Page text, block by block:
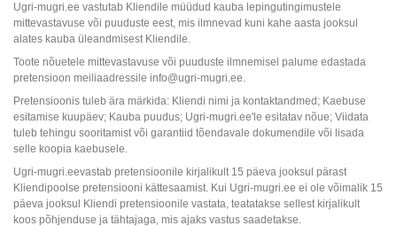
Ugri-mugri.ee vastutab Kliendile müüdud kauba lepingutingimustele
mittevastavuse või puuduste eest, mis ilmnevad kuni kahe aasta jooksul
alates kauba üleandmisest Kliendile.
Toote nõuetele mittevastavuse või puuduste ilmnemisel palume edastada
pretensioon meiliaadressile info@ugri-mugri.ee.
Pretensioonis tuleb ära märkida: Kliendi nimi ja kontaktandmed; Kaebuse
esitamise kuupäev; Kauba puudus; Ugri-mugri.ee'le esitatav nõue; Viidata
tuleb tehingu sooritamist või garantiid tõendavale dokumendile või lisada
selle koopia kaebusele.
Ugri-mugri.eevastab pretensioonile kirjalikult 15 päeva jooksul pärast
Kliendipoolse pretensiooni kättesaamist. Kui Ugri-mugri.ee ei ole võimalik 15
päeva jooksul Kliendi pretensioonile vastata, teatatakse sellest kirjalikult
koos põhjenduse ja tähtajaga, mis ajaks vastus saadetakse.